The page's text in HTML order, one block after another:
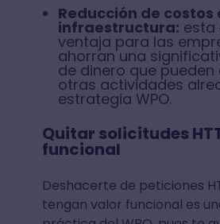
Reducción de costos
infraestructura: esta
ventaja para las
ahorran una
de dinero que pueden
otras actividades
estrategia WPO.
Quitar solicitudes
funcional
Deshacerte de peticiones
tengan valor funcional es